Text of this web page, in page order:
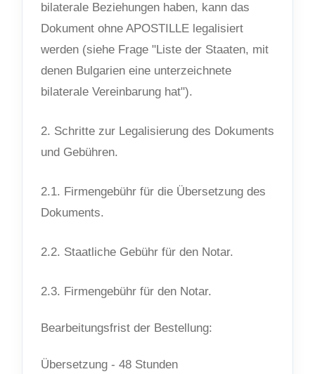
bilaterale Beziehungen haben, kann das
Dokument ohne APOSTILLE legalisiert
werden (siehe Frage "Liste der Staaten, mit
denen Bulgarien eine unterzeichnete
bilaterale Vereinbarung hat").
2. Schritte zur Legalisierung des Dokuments
und Gebühren.
2.1. Firmengebühr für die Übersetzung des
Dokuments.
2.2. Staatliche Gebühr für den Notar.
2.3. Firmengebühr für den Notar.
Bearbeitungsfrist der Bestellung:
Übersetzung - 48 Stunden